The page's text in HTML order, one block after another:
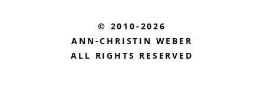
© 2010-2026
ANN-CHRISTIN WEBER
ALL RIGHTS RESERVED